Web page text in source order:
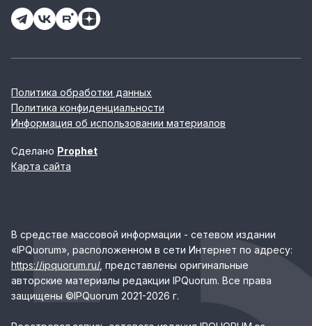
Политика обработки данных
Политика конфиденциальности
Информация об использовании материалов
Сделано Prophet
Карта сайта
В средстве массовой информации - сетевом издании
«IPQuorum», расположенном в сети Интернет по адресу:
https://ipquorum.ru/, представлены оригинальные
авторские материалы редакции IPQuorum. Все права
защищены ©IPQuorum 2021-2026 г.